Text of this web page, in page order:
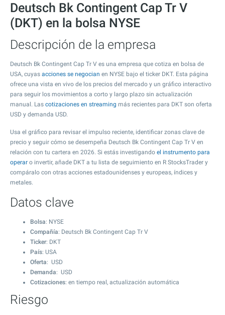
Deutsch Bk Contingent Cap Tr V
(DKT) en la bolsa NYSE
Descripción de la empresa
Deutsch Bk Contingent Cap Tr V es una empresa que cotiza en bolsa de
USA, cuyas acciones se negocian en NYSE bajo el ticker DKT. Esta página
ofrece una vista en vivo de los precios del mercado y un gráfico interactivo
para seguir los movimientos a corto y largo plazo sin actualización
manual. Las cotizaciones en streaming más recientes para DKT son oferta
USD y demanda USD.
Usa el gráfico para revisar el impulso reciente, identificar zonas clave de
precio y seguir cómo se desempeña Deutsch Bk Contingent Cap Tr V en
relación con tu cartera en 2026. Si estás investigando el instrumento para
operar o invertir, añade DKT a tu lista de seguimiento en R StocksTrader y
compáralo con otras acciones estadounidenses y europeas, índices y
metales.
Datos clave
Bolsa: NYSE
Compañía: Deutsch Bk Contingent Cap Tr V
Ticker: DKT
País: USA
Oferta: USD
Demanda: USD
Cotizaciones: en tiempo real, actualización automática
Riesgo